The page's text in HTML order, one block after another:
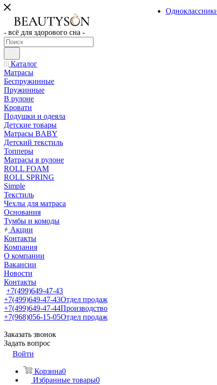
- всё для здорового сна -
Каталог
Матрасы
Беспружинные
Пружинные
В рулоне
Кровати
Подушки и одеяла
Детские товары
Матрасы BABY
Детский текстиль
Топперы
Матрасы в рулоне
ROLL FOAM
ROLL SPRING
Simple
Текстиль
Чехлы для матраса
Основания
Тумбы и комоды
Акции
Контакты
Компания
О компании
Вакансии
Новости
Контакты
+7(499)649-47-43
+7(499)649-47-43Отдел продаж
+7(499)649-47-44Производство
+7(968)056-15-05Отдел продаж
Заказать звонок
Задать вопрос
Войти
Корзина0
Избранные товары0